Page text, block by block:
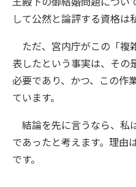
して公然と論評する資格は
ただ、宮内庁がこの「複
表したという事実は、その
必要であり、かつ、この作
ています。
結論を先に言うなら、私
であったと考えます。理由
です。